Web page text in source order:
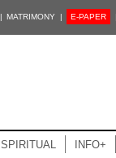
MATRIMONY | E-PAPER |
SPIRITUAL INFO+